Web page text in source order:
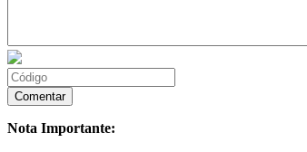
Nota Importante: